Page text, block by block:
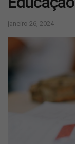
janeiro 26, 2024